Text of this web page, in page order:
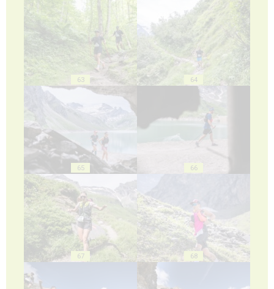
63 64
65 66
67 68